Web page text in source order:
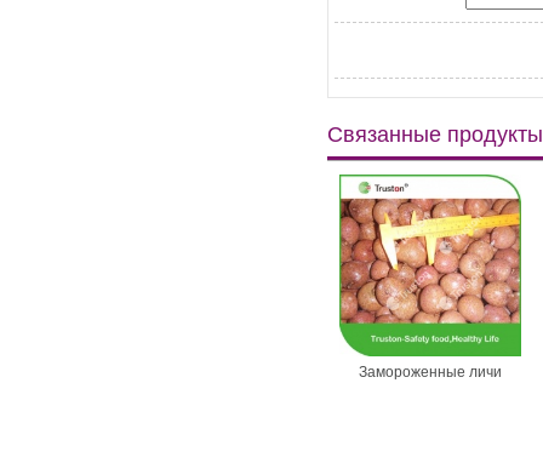
Связанные продукты
Замороженные личи